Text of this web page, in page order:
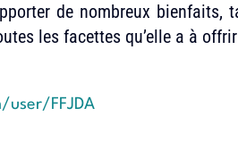
de nombreux bienfaits,
les facettes qu’elle a à
user/FFJDA